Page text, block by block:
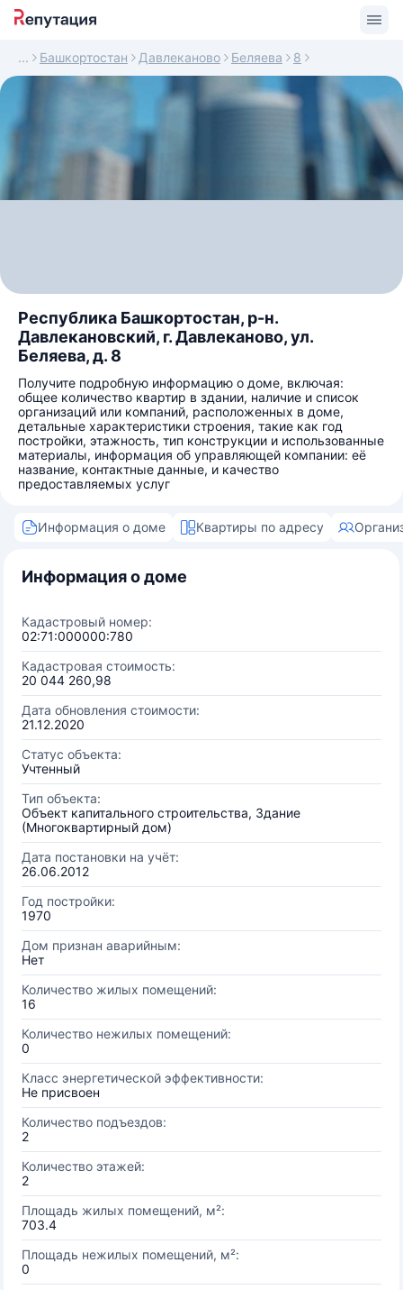
Башкортостан Давлеканово Беляева 8
Республика Башкортостан, р-н.
Давлекановский, г. Давлеканово, ул.
Беляева, д. 8
Получите подробную информацию о доме, включая:
общее количество квартир в здании, наличие и список
организаций или компаний, расположенных в доме,
детальные характеристики строения, такие как год
постройки, этажность, тип конструкции и использованные
материалы, информация об управляющей компании: её
название, контактные данные, и качество
предоставляемых услуг
Информация о доме Квартиры по адресу
Информация о доме
Кадастровый номер:
02:71:000000:780
Кадастровая стоимость:
20 044 260,98
Дата обновления стоимости:
21.12.2020
Статус объекта:
Учтенный
Тип объекта:
Объект капитального строительства, Здание
(Многоквартирный дом)
Дата постановки на учёт:
26.06.2012
Год постройки:
1970
Дом признан аварийным:
Нет
Количество жилых помещений:
16
Количество нежилых помещений:
0
Класс энергетической эффективности:
Не присвоен
Количество подъездов:
2
Количество этажей:
2
Площадь жилых помещений, м²:
703.4
Площадь нежилых помещений, м²:
0